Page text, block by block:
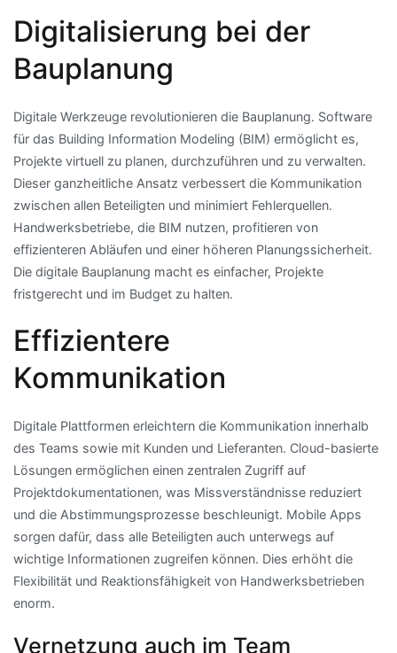
Digitalisierung bei der
Bauplanung
Digitale Werkzeuge revolutionieren die Bauplanung. Software
für das Building Information Modeling (BIM) ermöglicht es,
Projekte virtuell zu planen, durchzuführen und zu verwalten.
Dieser ganzheitliche Ansatz verbessert die Kommunikation
zwischen allen Beteiligten und minimiert Fehlerquellen.
Handwerksbetriebe, die BIM nutzen, profitieren von
effizienteren Abläufen und einer höheren Planungssicherheit.
Die digitale Bauplanung macht es einfacher, Projekte
fristgerecht und im Budget zu halten.
Effizientere
Kommunikation
Digitale Plattformen erleichtern die Kommunikation innerhalb
des Teams sowie mit Kunden und Lieferanten. Cloud-basierte
Lösungen ermöglichen einen zentralen Zugriff auf
Projektdokumentationen, was Missverständnisse reduziert
und die Abstimmungsprozesse beschleunigt. Mobile Apps
sorgen dafür, dass alle Beteiligten auch unterwegs auf
wichtige Informationen zugreifen können. Dies erhöht die
Flexibilität und Reaktionsfähigkeit von Handwerksbetrieben
enorm.
Vernetzung auch im Team